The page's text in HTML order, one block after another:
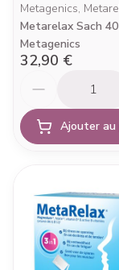
Metagenics,
Metarelax Sach
Metagenics
32,90 €
Ajouter au